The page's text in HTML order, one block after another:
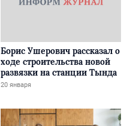
Борис Ушерович рассказал о
ходе строительства новой
развязки на станции Тында
20 января